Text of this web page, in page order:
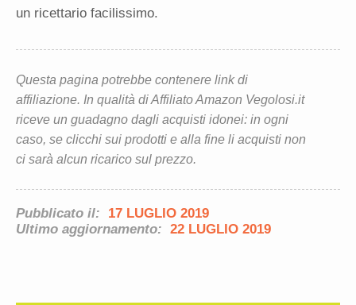
un ricettario facilissimo.
Questa pagina potrebbe contenere link di
affiliazione. In qualità di Affiliato Amazon Vegolosi.it
riceve un guadagno dagli acquisti idonei: in ogni
caso, se clicchi sui prodotti e alla fine li acquisti non
ci sarà alcun ricarico sul prezzo.
Pubblicato il:
17 LUGLIO 2019
Ultimo aggiornamento: 22 LUGLIO 2019